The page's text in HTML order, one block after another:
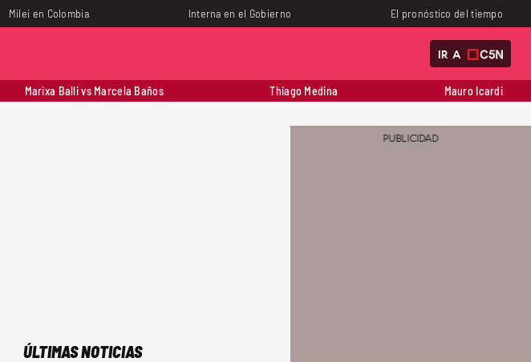
Milei en Colombia Interna en el Gobierno El pronóstico del tiempo
IR A
Marixa Balli vs Marcela Baños Thiago Medina Mauro Icardi
ÚLTIMAS NOTICIAS